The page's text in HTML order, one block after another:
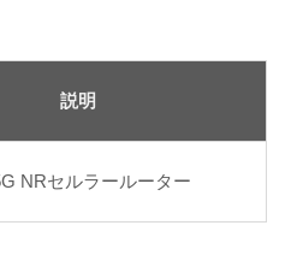
説明
NRセルラールーター